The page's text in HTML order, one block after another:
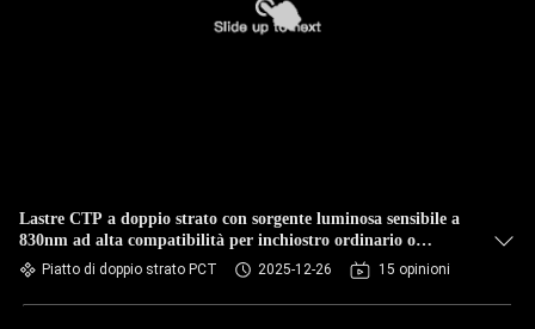
Lastre CTP a doppio strato con sorgente luminosa sensibile a
830nm ad alta compatibilità per inchiostro ordinario o
inchiostro UV
Piatto di doppio strato PCT 2025-12-26 15 opinioni